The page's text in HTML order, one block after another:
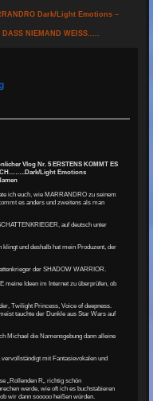
Dark/Light Emotions –
NIEMAND WEISS.....
Vlog Nr. 5 ERSTENS KOMMT ES
ICH……..Dark/Light Emotions
ich euch, wie MARRANDRO zu seinem
es anders und zweitens als man
auf deutsch unter
und deshalb hat mein Produzent, der
der SHADOW WARRIOR.
meine Ideen im Internet zu überprüfen, ob
Twilight Princess, Voice of deepness.
tauchte der Dunkle aus Star Wars auf
Michael die Namensgebung dann alleine
mit Fantasievokalen und
„Rollenden R„ richtig schön
werde, wie oft ich es buchstabieren
wir dann sooooo heißen würden.